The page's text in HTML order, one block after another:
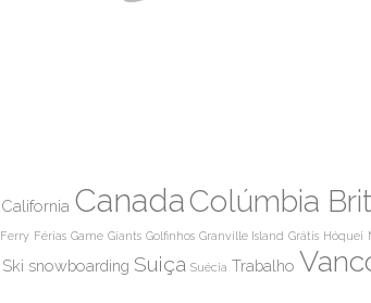
California CanadaColúmbia
Ferry Férias Game Giants Golfinhos Granville Island Grátis Hóquei
Ski snowboarding Suiça Suécia Trabalho